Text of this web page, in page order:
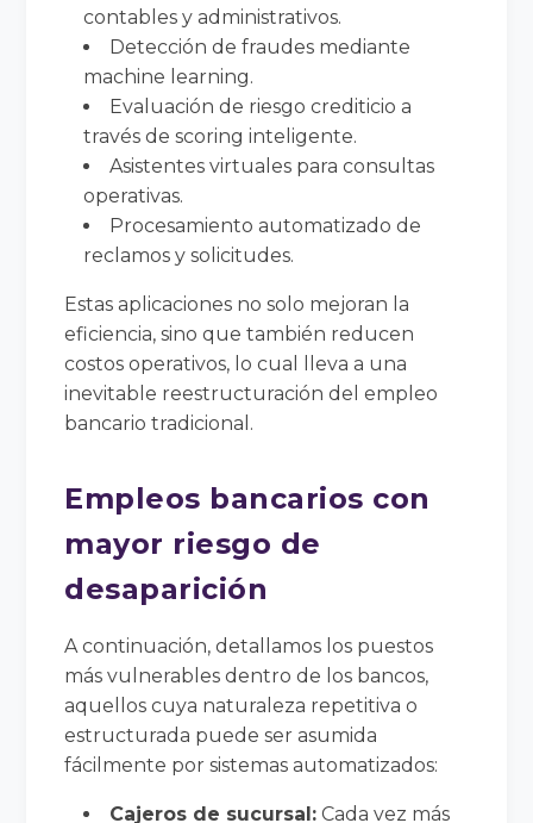
contables y administrativos.
Detección de fraudes mediante
machine learning.
Evaluación de riesgo crediticio a
través de scoring inteligente.
Asistentes virtuales para consultas
operativas.
Procesamiento automatizado de
reclamos y solicitudes.
Estas aplicaciones no solo mejoran la
eficiencia, sino que también reducen
costos operativos, lo cual lleva a una
inevitable reestructuración del empleo
bancario tradicional.
Empleos bancarios con
mayor riesgo de
desaparición
A continuación, detallamos los puestos
más vulnerables dentro de los bancos,
aquellos cuya naturaleza repetitiva o
estructurada puede ser asumida
fácilmente por sistemas automatizados:
Cajeros de sucursal: Cada vez más